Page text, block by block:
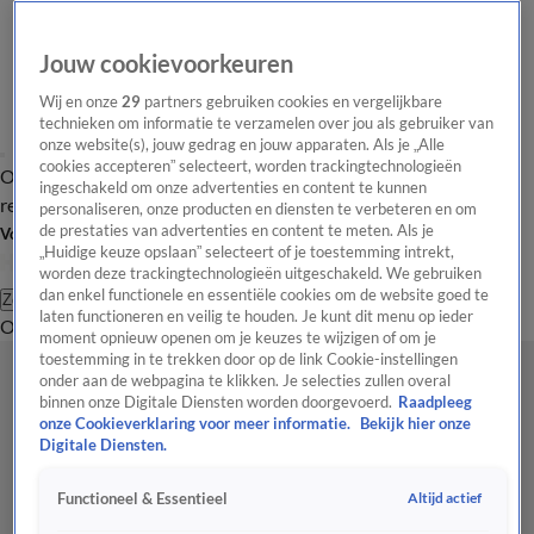
Overzicht Laatste nieuws Regionieuws Het beste van Hart
Tip de
redactie
Volg Hart van Nederland
Zoeken
OverzichtRegioUitzendingenWeerTip de redactiePanelVideo's
Jouw cookievoorkeuren
Wij en onze29 partners gebruiken cookies en vergelijkbare
technieken om informatie te verzamelen over jou als gebruiker van
onze website(s), jouw gedrag en jouw apparaten. Als je „Alle
cookies accepteren” selecteert, worden trackingtechnologieën
ingeschakeld om onze advertenties en content te kunnen
personaliseren, onze producten en diensten te verbeteren en om
de prestaties van advertenties en content te meten. Als je
„Huidige keuze opslaan” selecteert of je toestemming intrekt,
worden deze trackingtechnologieën uitgeschakeld. We gebruiken
dan enkel functionele en essentiële cookies om de website goed te
laten functioneren en veilig te houden. Je kunt dit menu op ieder
moment opnieuw openen om je keuzes te wijzigen of om je
toestemming in te trekken door op de link Cookie-instellingen
onder aan de webpagina te klikken. Je selecties zullen overal
binnen onze Digitale Diensten worden doorgevoerd. Raadpleeg
onze Cookieverklaring voor meer informatie.
Bekijk hier onze
Digitale Diensten.
Functioneel & Essentieel Altijd actief